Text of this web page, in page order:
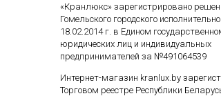
«Кранлюкс» зарегистрировано
Гомельского городского
18.02.2014 г. в Едином
юридических лиц и индивидуальных
предпринимателей за №491064539
Интернет-магазин kranlux.by
Торговом реестре Республики